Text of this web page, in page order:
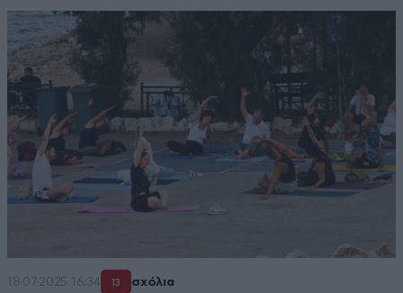
18·07·2025 16:34 13 σχόλια